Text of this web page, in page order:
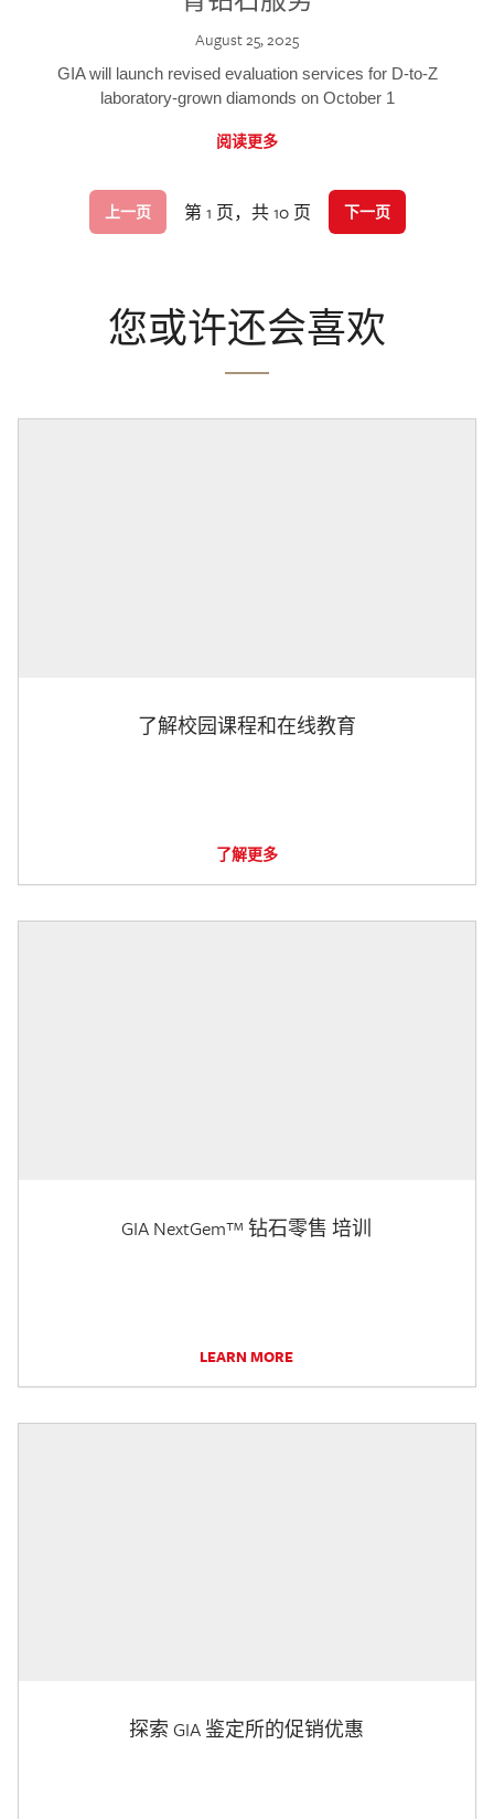
August 25, 2025
GIA will launch revised evaluation services for D-to-Z
laboratory-grown diamonds on October 1
阅读更多
上一页 第 1 页，共 10 页 下一页
您或许还会喜欢
了解校园课程和在线教育
了解更多
GIA NextGem™ 钻石零售 培训
LEARN MORE
探索 GIA 鉴定所的促销优惠